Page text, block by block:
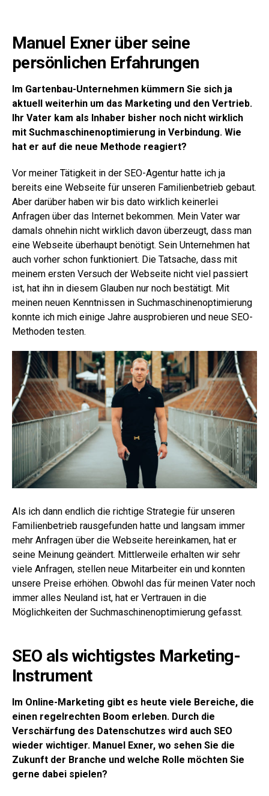
Manuel Exner über seine
persönlichen Erfahrungen
Im Gartenbau-Unternehmen kümmern Sie sich ja
aktuell weiterhin um das Marketing und den Vertrieb.
Ihr Vater kam als Inhaber bisher noch nicht wirklich
mit Suchmaschinenoptimierung in Verbindung. Wie
hat er auf die neue Methode reagiert?
Vor meiner Tätigkeit in der SEO-Agentur hatte ich ja
bereits eine Webseite für unseren Familienbetrieb gebaut.
Aber darüber haben wir bis dato wirklich keinerlei
Anfragen über das Internet bekommen. Mein Vater war
damals ohnehin nicht wirklich davon überzeugt, dass man
eine Webseite überhaupt benötigt. Sein Unternehmen hat
auch vorher schon funktioniert. Die Tatsache, dass mit
meinem ersten Versuch der Webseite nicht viel passiert
ist, hat ihn in diesem Glauben nur noch bestätigt. Mit
meinen neuen Kenntnissen in Suchmaschinenoptimierung
konnte ich mich einige Jahre ausprobieren und neue SEO-
Methoden testen.
Als ich dann endlich die richtige Strategie für unseren
Familienbetrieb rausgefunden hatte und langsam immer
mehr Anfragen über die Webseite hereinkamen, hat er
seine Meinung geändert. Mittlerweile erhalten wir sehr
viele Anfragen, stellen neue Mitarbeiter ein und konnten
unsere Preise erhöhen. Obwohl das für meinen Vater noch
immer alles Neuland ist, hat er Vertrauen in die
Möglichkeiten der Suchmaschinenoptimierung gefasst.
SEO als wichtigstes Marketing-
Instrument
Im Online-Marketing gibt es heute viele Bereiche, die
einen regelrechten Boom erleben. Durch die
Verschärfung des Datenschutzes wird auch SEO
wieder wichtiger. Manuel Exner, wo sehen Sie die
Zukunft der Branche und welche Rolle möchten Sie
gerne dabei spielen?